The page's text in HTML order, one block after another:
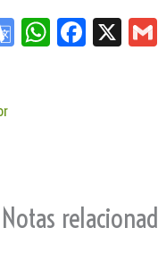
Go
te
W
Fa
X
Notas